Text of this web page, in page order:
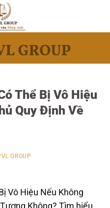
Thể Bị Vô Hiệu
Quy Định Về
GROUP
Vô Hiệu Nếu Không
Không? Tìm hiểu